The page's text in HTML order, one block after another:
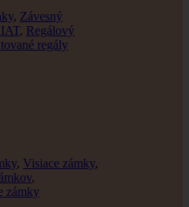
, Závesný
, Regálový
regály
, Visiace zámky,
,
zámky